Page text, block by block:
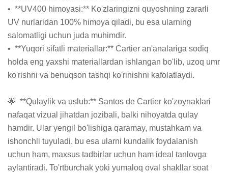
•  **UV400 himoyasi:** Ko'zlaringizni quyoshning zararli
UV nurlaridan 100% himoya qiladi, bu esa ularning
salomatligi uchun juda muhimdir.
•  **Yuqori sifatli materiallar:** Cartier an'analariga sodiq
holda eng yaxshi materiallardan ishlangan bo'lib, uzoq umr
ko'rishni va benuqson tashqi ko'rinishni kafolatlaydi.
🌟  **Qulaylik va uslub:** Santos de Cartier ko'zoynaklari
nafaqat vizual jihatdan jozibali, balki nihoyatda qulay
hamdir. Ular yengil bo'lishiga qaramay, mustahkam va
ishonchli tuyuladi, bu esa ularni kundalik foydalanish
uchun ham, maxsus tadbirlar uchun ham ideal tanlovga
aylantiradi. To'rtburchak yoki yumaloq oval shakllar soat